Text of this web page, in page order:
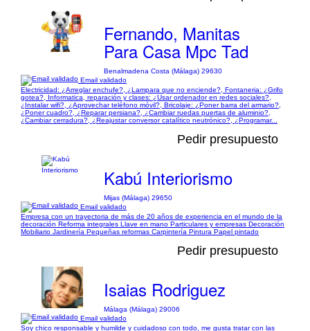
Fernando, Manitas
Para Casa Mpc Tad
Benalmadena Costa (Málaga) 29630
Email validado
Electricidad: ¿Arreglar enchufe?, ¿Lampara que no enciende?, Fontaneria: ¿Grifo
gotea?, Informatica, reparación y clases: ¿Usar ordenador en redes sociales?,
¿Instalar wifi?, ¿Aprovechar teléfono móvil?, Bricolaje: ¿Poner barra del armario?,
¿Poner cuadro?, ¿Reparar persiana?, ¿Cambiar ruedas puertas de aluminio?,
¿Cambiar cerradura?, ¿Reajustar conversor catalítico neutrónico?, ¿Programar...
Pedir presupuesto
Kabú Interiorismo
Mijas (Málaga) 29650
Email validado
Empresa con un trayectoria de más de 20 años de experiencia en el mundo de la
decoración Reforma integrales Llave en mano Particulares y empresas Decoración
Mobiliario Jardinería Pequeñas reformas Carpintería Pintura Papel pintado
Pedir presupuesto
Isaias Rodriguez
Málaga (Málaga) 29006
Email validado
Soy chico responsable y humilde y cuidadoso con todo, me gusta tratar con las